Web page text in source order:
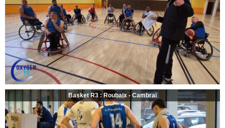
Basket R3 : Roubaix - Cambrai